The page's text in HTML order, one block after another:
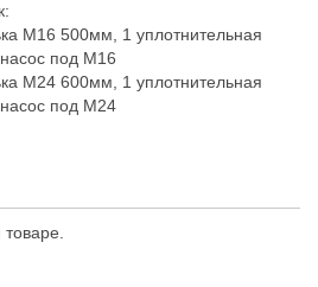
М16 500мм, 1 уплотнительная
насос под М16
М24 600мм, 1 уплотнительная
насос под М24